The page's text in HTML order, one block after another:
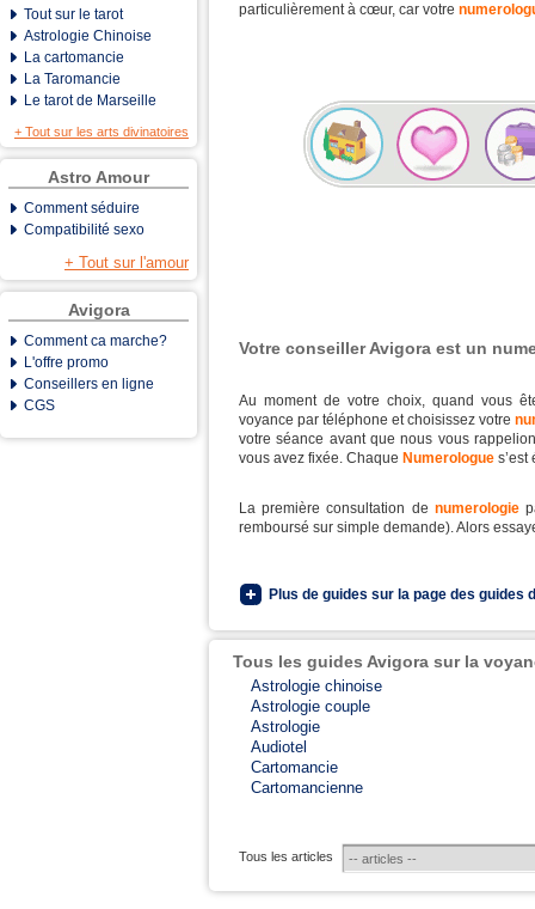
Tout sur le tarot
Astrologie Chinoise
La cartomancie
La Taromancie
Le tarot de Marseille
+ Tout sur les arts divinatoires
Astro Amour
Comment séduire
Compatibilité sexo
+ Tout sur l'amour
Avigora
Comment ca marche?
L'offre promo
Conseillers en ligne
CGS
particulièrement à cœur, car votre
Votre conseiller Avigora est un
Au moment de votre choix, quand vous
voyance par téléphone et choisissez votre
votre séance avant que nous vous
vous avez fixée. Chaque Numerologue
La première consultation de numerologie
remboursé sur simple demande). Alors
Plus de guides sur la page des guides
Tous les guides Avigora sur la
Astrologie chinoise
Astrologie couple
Astrologie
Audiotel
Cartomancie
Cartomancienne
Tous les articles